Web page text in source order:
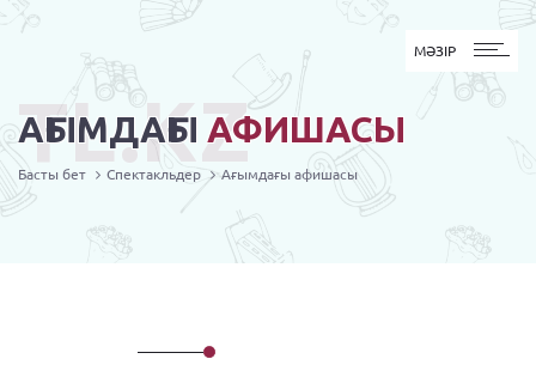
MӘЗІР
МӘЗІР
АҒЫМДАҒЫ АФИШАСЫ
TL.KZ
Басты бет Спектакльдер Ағымдағы афишасы